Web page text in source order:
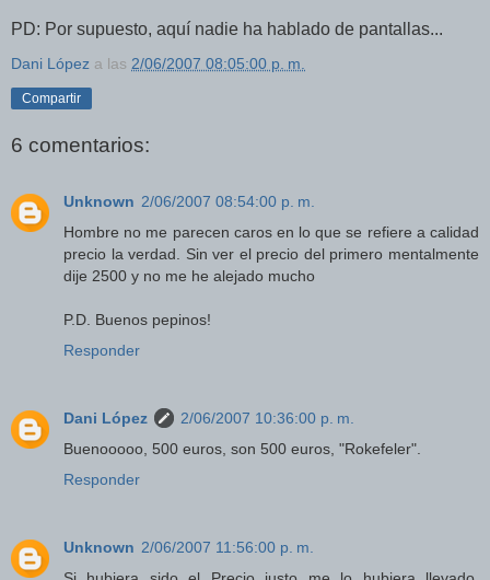
PD: Por supuesto, aquí nadie ha hablado de pantallas...
Dani López a las 2/06/2007 08:05:00 p. m.
Compartir
6 comentarios:
Unknown 2/06/2007 08:54:00 p. m.
Hombre no me parecen caros en lo que se refiere a calidad
precio la verdad. Sin ver el precio del primero mentalmente
dije 2500 y no me he alejado mucho
P.D. Buenos pepinos!
Responder
Dani López
2/06/2007 10:36:00 p. m.
Buenooooo, 500 euros, son 500 euros, "Rokefeler".
Responder
Unknown 2/06/2007 11:56:00 p. m.